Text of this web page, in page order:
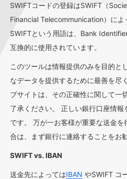
SWIFTコードの登録はSWIFT（
Financial Telecommunication）によ
SWIFTという用語は、Bank
互換的に使用されています。
このツールは情報提供のみを目的と
なデータを提供するために最善を尽
ブサイトは、その正確性に関して一
了承ください。 正しい銀行口座情
です。 万が一お客様が重要な送金
合は、まず銀行に連絡することをお
SWIFT vs. IBAN
送金先によってはIBAN やSWIFT コ